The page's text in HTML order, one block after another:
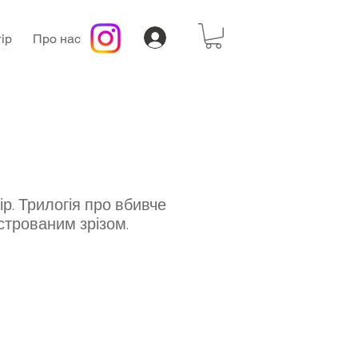
Про нас
Трилогія про вбивче
зрізом.